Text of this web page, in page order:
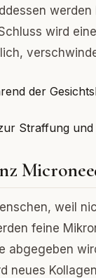
wird
Straffung
weil
feine
neues